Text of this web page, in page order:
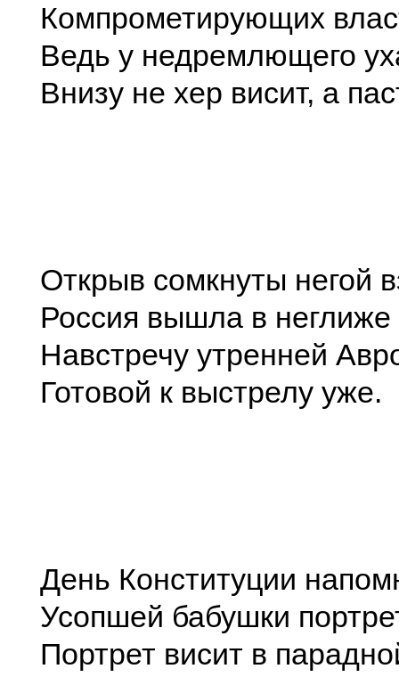
Компрометирующих
Ведь у недремлющего
Внизу не хер висит, а
Открыв сомкнуты негой
Россия вышла в неглиже
Навстречу утренней
Готовой к выстрелу уже.
День Конституции
Усопшей бабушки
Портрет висит в